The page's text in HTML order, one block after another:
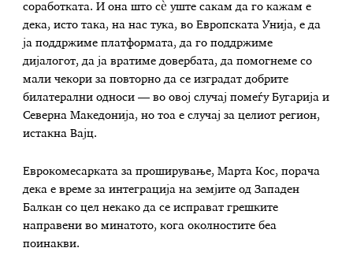
соработката. И она што сè уште сакам да го кажам е
дека, исто така, на нас тука, во Европската Унија, е да
ја поддржиме платформата, да го поддржиме
дијалогот, да ја вратиме довербата, да помогнеме со
мали чекори за повторно да се изградат добрите
билатерални односи — во овој случај помеѓу Бугарија и
Северна Македонија, но тоа е случај за целиот регион,
истакна Вајц.
Еврокомесарката за проширување, Марта Кос, порача
дека е време за интеграција на земјите од Западен
Балкан со цел некако да се исправат грешките
направени во минатото, кога околностите беа
поинакви.